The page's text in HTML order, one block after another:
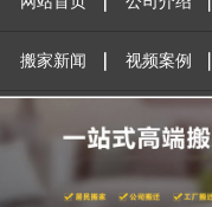
搬家新闻 视频案例